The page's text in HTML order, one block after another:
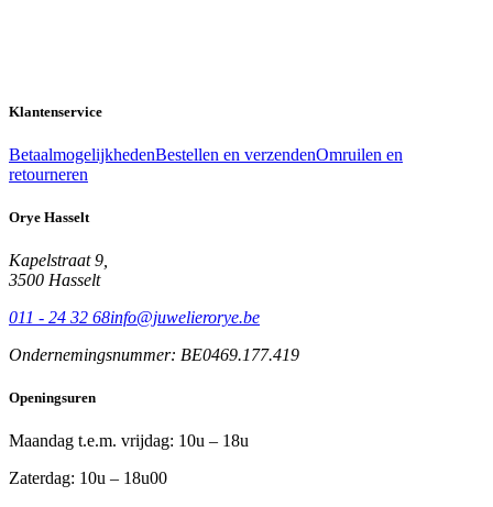
Klantenservice
BetaalmogelijkhedenBestellen en verzendenOmruilen en
retourneren
Orye Hasselt
Kapelstraat 9,
3500 Hasselt
011 - 24 32 68info@juwelierorye.be
Ondernemingsnummer: BE0469.177.419
Openingsuren
Maandag t.e.m. vrijdag: 10u – 18u
Zaterdag: 10u – 18u00